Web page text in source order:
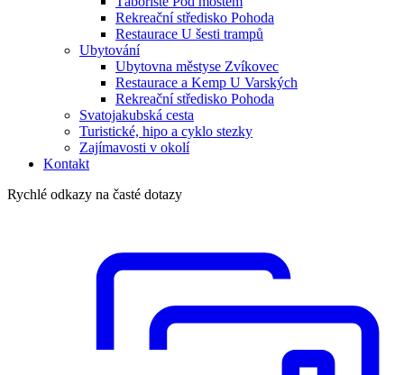
Rekreační středisko Pohoda
Restaurace U šesti trampů
Ubytování
Ubytovna městyse Zvíkovec
Restaurace a Kemp U Varských
Rekreační středisko Pohoda
Svatojakubská cesta
Turistické, hipo a cyklo stezky
Zajímavosti v okolí
Kontakt
Rychlé odkazy na časté dotazy